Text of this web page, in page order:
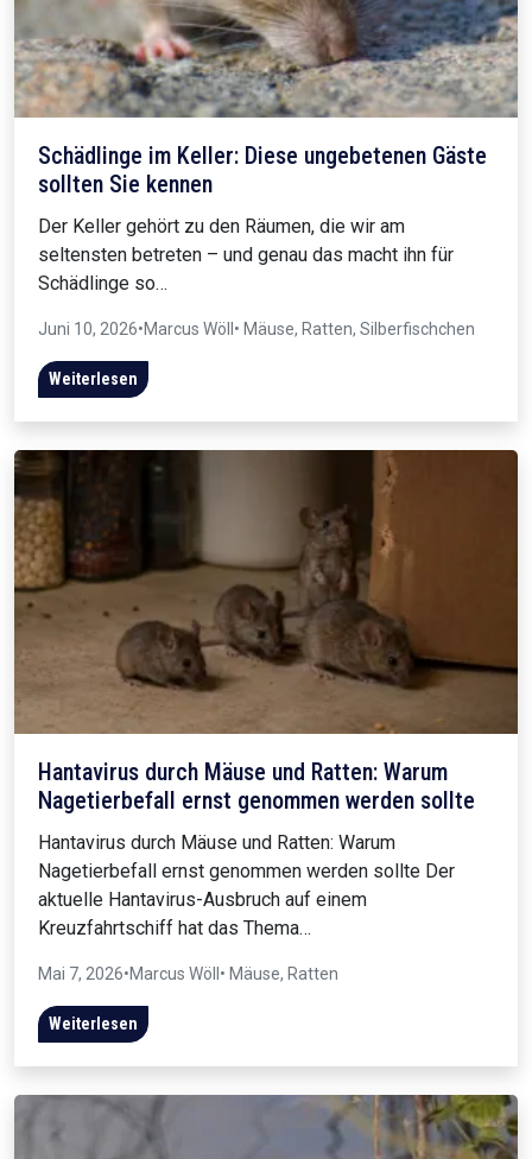
Schädlinge im Keller: Diese ungebetenen Gäste
sollten Sie kennen
Der Keller gehört zu den Räumen, die wir am
seltensten betreten – und genau das macht ihn für
Schädlinge so…
Juni 10, 2026•Marcus Wöll • Mäuse, Ratten, Silberfischchen
Weiterlesen
Hantavirus durch Mäuse und Ratten: Warum
Nagetierbefall ernst genommen werden sollte
Hantavirus durch Mäuse und Ratten: Warum
Nagetierbefall ernst genommen werden sollte Der
aktuelle Hantavirus-Ausbruch auf einem
Kreuzfahrtschiff hat das Thema…
Mai 7, 2026•Marcus Wöll • Mäuse, Ratten
Weiterlesen